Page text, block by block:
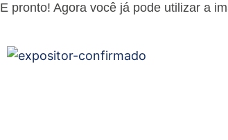
E pronto! Agora você já pode utilizar a